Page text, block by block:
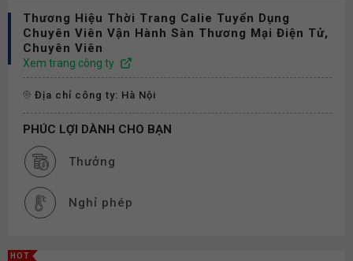
Thương Hiệu Thời Trang Calie Tuyển Dụng
Chuyên Viên Vận Hành Sàn Thương Mại Điện Tử,
Chuyên Viên
Xem trang công ty
Địa chỉ công ty: Hà Nội
PHÚC LỢI DÀNH CHO BẠN
Thưởng
Nghỉ phép
HOT